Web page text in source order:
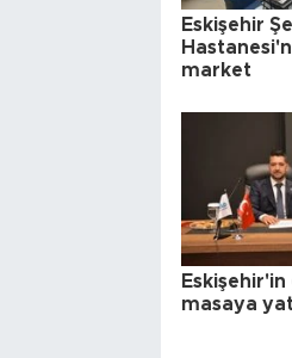
Eskişehir
market
masaya